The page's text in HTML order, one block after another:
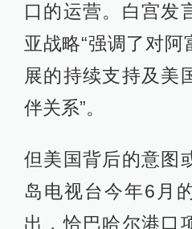
口的运营。白宫发
亚战略“强调了对
展的持续支持及美
伴关系”。
但美国背后的意图
岛电视台今年6月
出，恰巴哈尔港口